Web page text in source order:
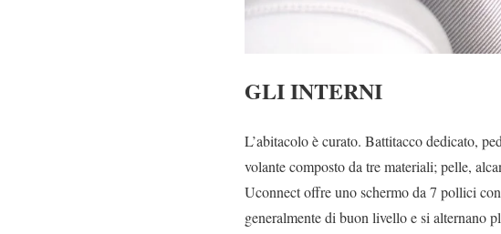
GLI INTERNI
L’abitacolo è curato. Battitacco dedicato,
volante composto da tre materiali; pelle,
Uconnect offre uno schermo da 7 pollici
generalmente di buon livello e si alternano